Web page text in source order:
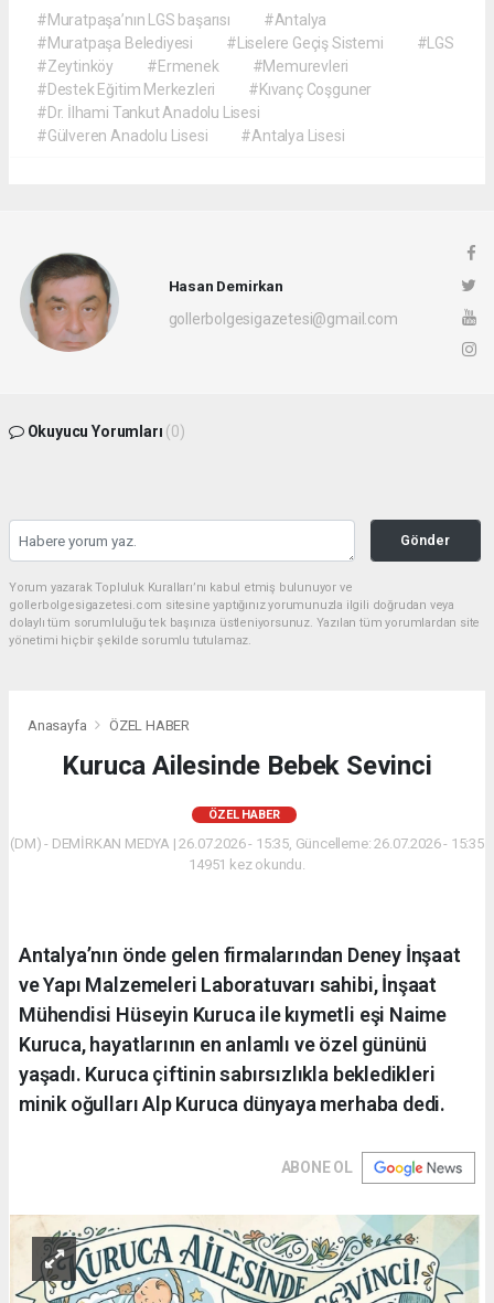
#Muratpaşa’nın LGS başarısı
#Antalya
#Muratpaşa Belediyesi
#Liselere Geçiş Sistemi
#LGS
#Zeytinköy
#Ermenek
#Memurevleri
#Destek Eğitim Merkezleri
#Kıvanç Coşguner
#Dr. İlhami Tankut Anadolu Lisesi
#Gülveren Anadolu Lisesi
#Antalya Lisesi
Hasan Demirkan
gollerbolgesigazetesi@gmail.com
Okuyucu Yorumları (0)
Gönder
Yorum yazarak Topluluk Kuralları’nı kabul etmiş bulunuyor ve
gollerbolgesigazetesi.com sitesine yaptığınız yorumunuzla ilgili doğrudan veya
dolaylı tüm sorumluluğu tek başınıza üstleniyorsunuz. Yazılan tüm yorumlardan site
yönetimi hiçbir şekilde sorumlu tutulamaz.
Anasayfa ÖZEL HABER
Kuruca Ailesinde Bebek Sevinci
ÖZEL HABER
(DM) - DEMİRKAN MEDYA | 26.07.2026 - 15:35, Güncelleme: 26.07.2026 - 15:35
14951 kez okundu.
Antalya’nın önde gelen firmalarından Deney İnşaat
ve Yapı Malzemeleri Laboratuvarı sahibi, İnşaat
Mühendisi Hüseyin Kuruca ile kıymetli eşi Naime
Kuruca, hayatlarının en anlamlı ve özel gününü
yaşadı. Kuruca çiftinin sabırsızlıkla bekledikleri
minik oğulları Alp Kuruca dünyaya merhaba dedi.
ABONE OL